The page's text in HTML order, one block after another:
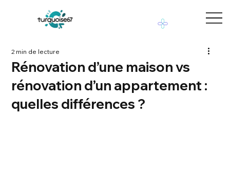
Rénovation d’une maison vs
rénovation d’un appartement :
quelles différences ?
2 min de lecture